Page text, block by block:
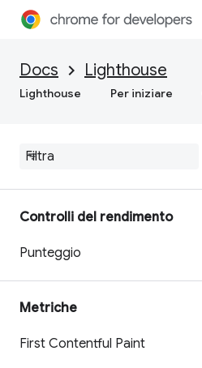
Docs Lighthouse
Lighthouse Per iniziare
Controlli del rendimento
Punteggio
Metriche
First Contentful Paint